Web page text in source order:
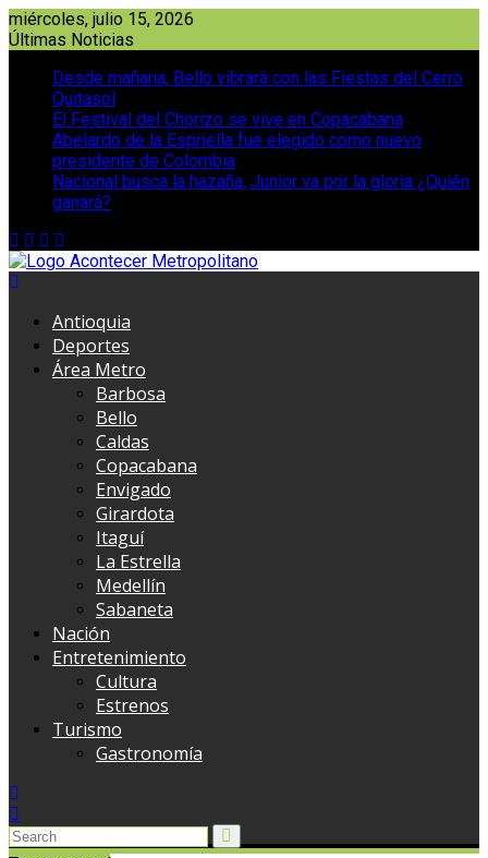
Saltar
al
miércoles, julio 15, 2026
Últimas Noticias
Desde mañana, Bello vibrará con las Fiestas del Cerro
Quitasol
El Festival del Chorizo se vive en Copacabana
Abelardo de la Espriella fue elegido como nuevo
presidente de Colombia
Nacional busca la hazaña, Junior va por la gloria ¿Quién
ganará?
Antioquia
Deportes
Área Metro
Barbosa
Bello
Caldas
Copacabana
Envigado
Girardota
Itaguí
La Estrella
Medellín
Sabaneta
Nación
Entretenimiento
Cultura
Estrenos
Turismo
Gastronomía